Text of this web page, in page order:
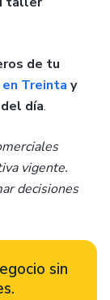
de tu
Treinta y
día.
vigente.
decisiones
sin